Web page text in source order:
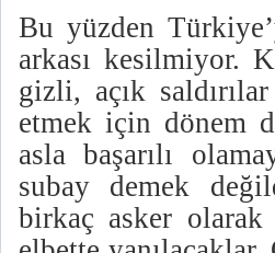
Bu yüzden
arkası kesilmiyor.
gizli, açık
etmek için dönem
asla başarılı
subay demek
birkaç asker